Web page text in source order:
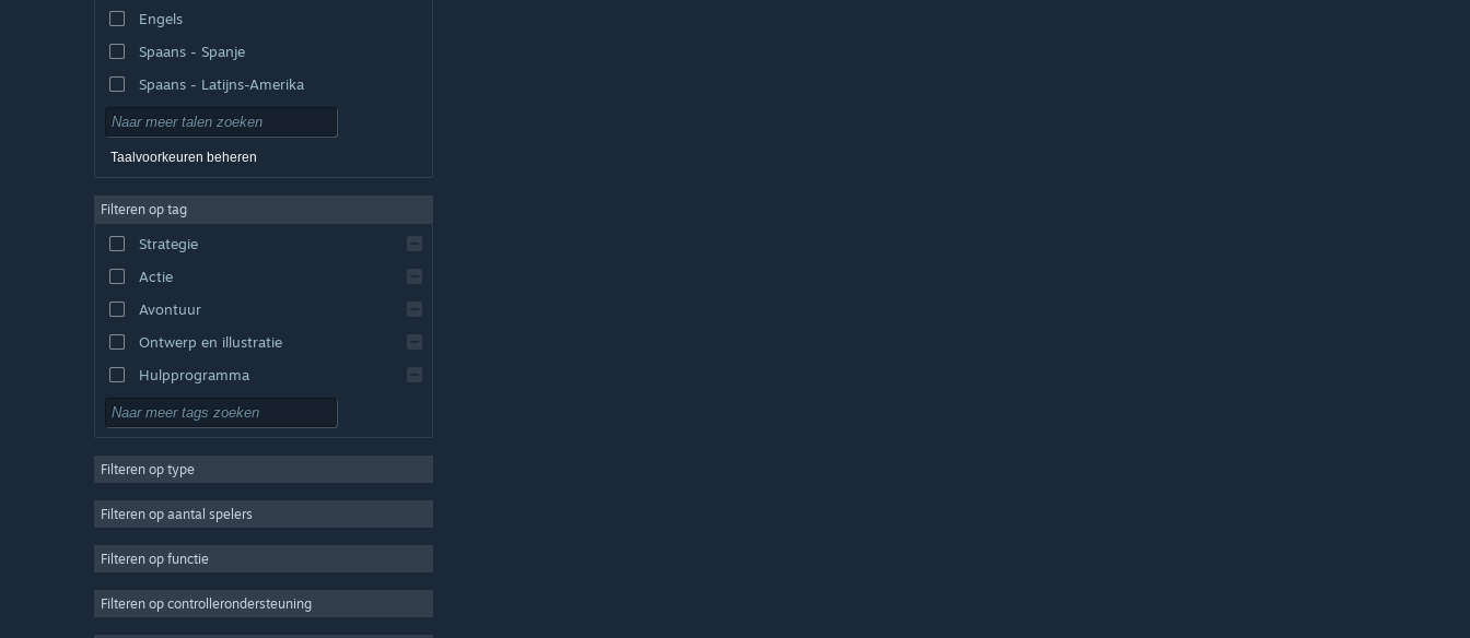
Engels
Spaans - Spanje
Spaans - Latijns-Amerika
Taalvoorkeuren beheren
Filteren op tag
Strategie
Actie
Avontuur
Ontwerp en illustratie
Hulpprogramma
Gratis te spelen
MMO
Casual
Sim
Filteren op type
Filteren op aantal spelers
Filteren op functie
Filteren op controllerondersteuning